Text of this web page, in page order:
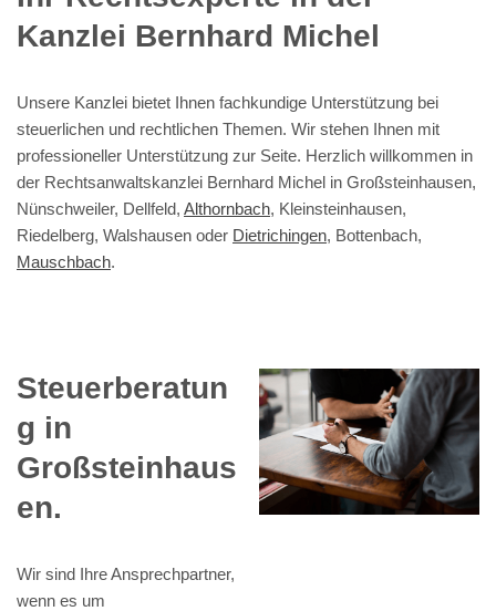
Kanzlei Bernhard Michel
Unsere Kanzlei bietet Ihnen fachkundige Unterstützung bei
steuerlichen und rechtlichen Themen. Wir stehen Ihnen mit
professioneller Unterstützung zur Seite. Herzlich willkommen in
der Rechtsanwaltskanzlei Bernhard Michel in Großsteinhausen,
Nünschweiler, Dellfeld, Althornbach, Kleinsteinhausen,
Riedelberg, Walshausen oder Dietrichingen, Bottenbach,
Mauschbach.
Steuerberatun
g in
Großsteinhaus
en.
Wir sind Ihre Ansprechpartner,
wenn es um